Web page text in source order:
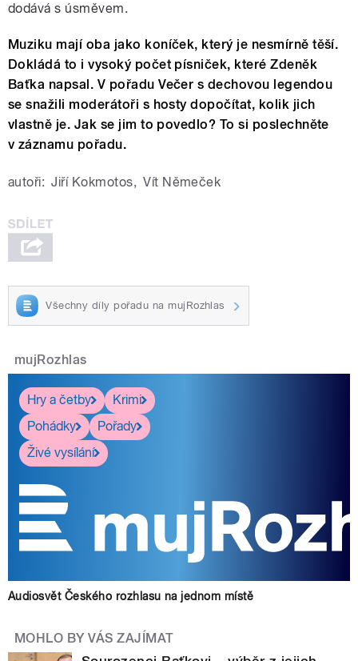
dodává s úsměvem.
Muziku mají oba jako koníček, který je nesmírně těší.
Dokládá to i vysoký počet písniček, které Zdeněk
Baťka napsal. V pořadu Večer s dechovou legendou
se snažili moderátoři s hosty dopočítat, kolik jich
vlastně je. Jak se jim to povedlo? To si poslechněte
v záznamu pořadu.
autoři: Jiří Kokmotos, Vít Němeček
Všechny díly pořadu na mujRozhlas
mujRozhlas
Hry a četby
Krimi
Pohádky
Pořady
Živé vysílání
Audiosvět Českého rozhlasu na jednom místě
MOHLO BY VÁS ZAJÍMAT